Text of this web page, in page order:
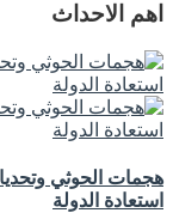
اهم الاحداث
هجمات الحوثي
استعادة الدولة